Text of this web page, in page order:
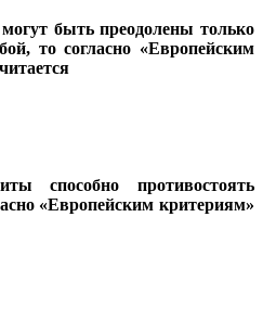
быть преодолены только
то согласно «Европейским
способно противостоять
«Европейским критериям»